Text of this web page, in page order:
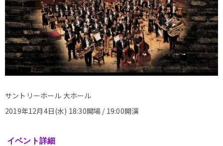
サントリーホール 大ホール
2019年12月4日(水) 18:30開場 / 19:00開演
イベント詳細